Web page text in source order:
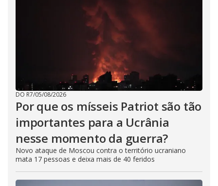
DO R7/05/08/2026
Por que os mísseis Patriot são tão
importantes para a Ucrânia
nesse momento da guerra?
Novo ataque de Moscou contra o território ucraniano
mata 17 pessoas e deixa mais de 40 feridos